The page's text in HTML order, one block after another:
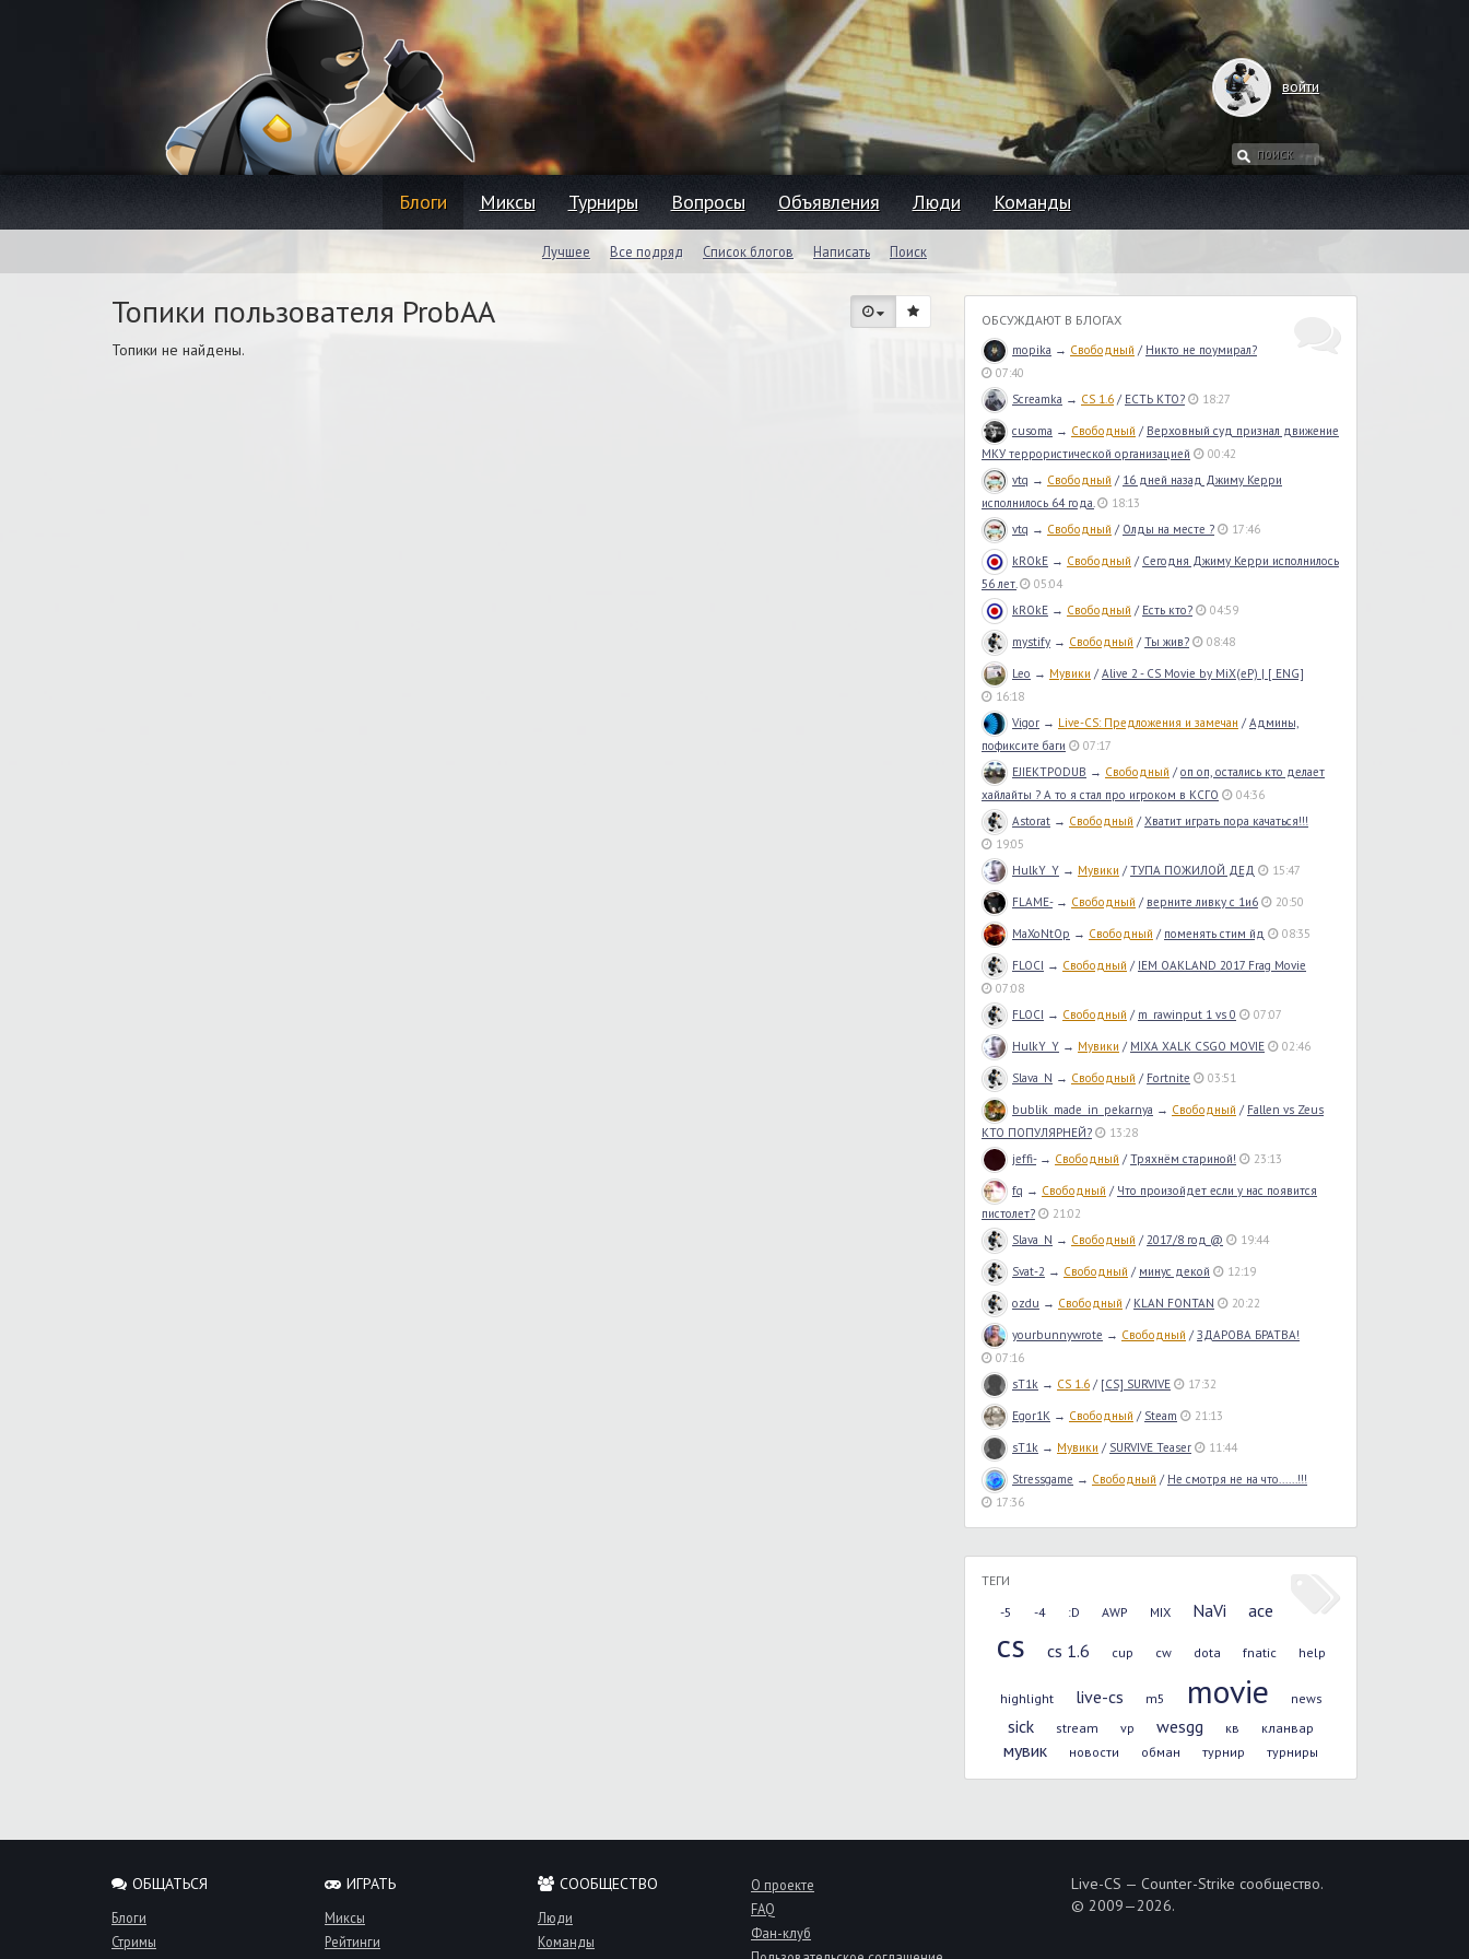
войти
Блоги Миксы Турниры Вопросы Объявления Люди Команды
Лучшее Все подряд Список блогов Написать Поиск
Топики пользователя ProbAA
Топики не найдены.
ОБСУЖДАЮТ В БЛОГАХ
mopika → Свободный / Никто не поумирал?
07:40
Screamka → CS 1.6 / ЕСТЬ КТО? 18:27
cusoma → Свободный / Верховный суд признал движение
МКУ террористической организацией
00:42
vtq → Свободный / 16 дней назад Джиму Керри
исполнилось 64 года.
18:13
vtq → Свободный / Олды на месте ? 17:46
kROkE → Свободный / Сегодня Джиму Керри исполнилось
56 лет.
05:04
kROkE → Свободный / Есть кто? 04:59
mystify → Свободный /Ты жив? 08:48
Leo → Мувики /Alive 2 - CS Movie by MiX(eP) | [ ENG]
16:18
Vigor → Live-CS: Предложения и замечан /Админы,
пофиксите баги
07:17
EJIEKTPODUB → Свободный /оп оп, остались кто делает
хайлайты ? А то я стал про игроком в КСГО
04:36
Astorat → Свободный /Хватит играть пора качаться!!!
19:05
HulkY_Y → Мувики /ТУПА ПОЖИЛОЙ ДЕД 15:47
FLAME-→ Свободный / верните ливку с 1и6 20:50
MaXoNtOp → Свободный / поменять стим йд 08:35
FLOCI → Свободный / IEM OAKLAND 2017 Frag Movie
07:08
FLOCI → Свободный / m_rawinput 1 vs 0 07:07
HulkY_Y → Мувики / MIXA XALK CSGO MOVIE 02:46
Slava_N → Свободный / Fortnite 03:51
bublik_made_in_pekarnya → Свободный / Fallen vs Zeus
КТО ПОПУЛЯРНЕЙ?
13:28
jeffi-→ Свободный /Тряхнём стариной! 23:13
fq → Свободный / Что произойдет если у нас появится
пистолет?
21:02
Slava_N → Свободный / 2017/8 год @ 19:44
Svat-2 → Свободный / минус декой 12:19
ozdu → Свободный / KLAN FONTAN 20:22
yourbunnywrote → Свободный /ЗДАРОВА БРАТВА!
07:16
sT1k → CS 1.6 / [CS] SURVIVE 17:32
Egor1K → Свободный / Steam 21:13
sT1k → Мувики / SURVIVE Teaser 11:44
Stressgame → Свободный / Не смотря не на что......!!!
17:36
ТЕГИ
-5
-4 :D AWP MIX NaVi ace
cs cs 1.6 cup cw dota fnatic help
highlight live-cs m5 movie news
sick stream vp wesgg кв кланвар
мувик новости обман турнир турниры
ОБЩАТЬСЯ
Блоги
Стримы
ИГРАТЬ
Миксы
Рейтинги
СООБЩЕСТВО
Люди
Команды
О проекте
FAQ
Фан-клуб
Live-CS — Counter-Strike сообщество.
© 2009—2026.